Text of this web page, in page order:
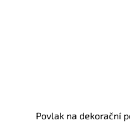
Povlak na dekorační